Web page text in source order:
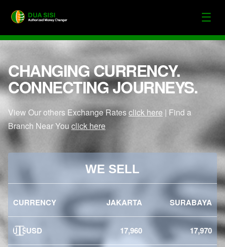
☰
CHANGING CURRENCY.
CONNECTING JOURNEYS.
View Our others Exchange Ratesclick here | Find a
Branch Near Youclick here
WE SELL
CURRENCY JAKARTA SURABAYA
🇺🇸USD 17,960 17,970